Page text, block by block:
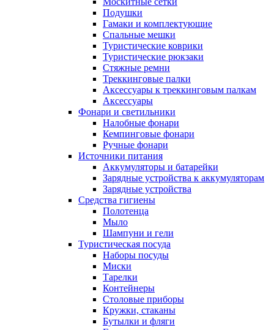
Подушки
Гамаки и комплектующие
Спальные мешки
Туристические коврики
Туристические рюкзаки
Стяжные ремни
Треккинговые палки
Аксессуары к треккинговым палкам
Аксессуары
Фонари и светильники
Налобные фонари
Кемпинговые фонари
Ручные фонари
Источники питания
Аккумуляторы и батарейки
Зарядные устройства к аккумуляторам
Зарядные устройства
Средства гигиены
Полотенца
Мыло
Шампуни и гели
Туристическая посуда
Наборы посуды
Миски
Тарелки
Контейнеры
Столовые приборы
Кружки, стаканы
Бутылки и фляги